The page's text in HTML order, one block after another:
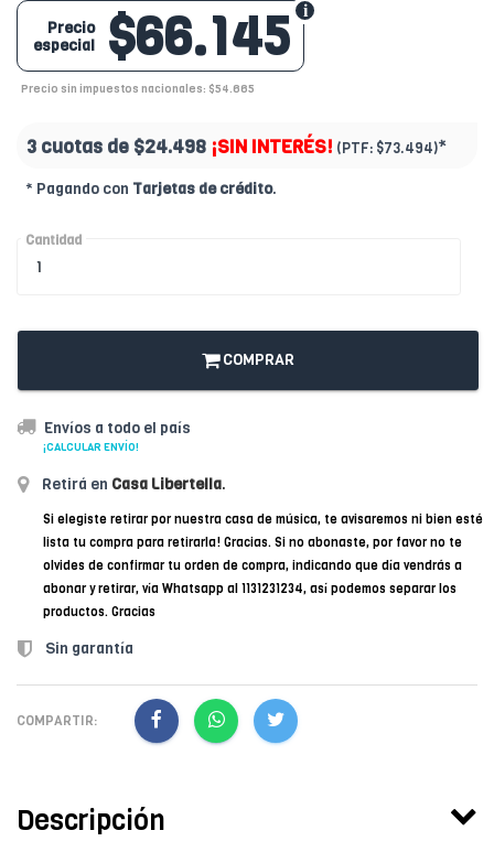
$66.145
Precio
especial
Precio sin impuestos nacionales: $54.665
3 cuotas de $24.498 ¡SIN INTERÉS! (PTF: $73.494)*
* Pagando con Tarjetas de crédito.
Cantidad
COMPRAR
Envíos a todo el país
¡CALCULAR ENVÍO!
Retirá en Casa Libertella.
Si elegiste retirar por nuestra casa de música, te avisaremos ni bien esté
lista tu compra para retirarla! Gracias. Si no abonaste, por favor no te
olvides de confirmar tu orden de compra, indicando que día vendrás a
abonar y retirar, vía Whatsapp al 1131231234, así podemos separar los
productos. Gracias
Sin garantía
COMPARTIR:
Descripción